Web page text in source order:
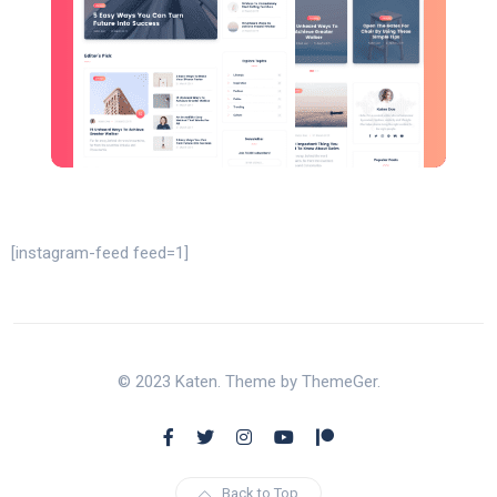
[instagram-feed feed=1]
© 2023 Katen. Theme by ThemeGer.
Back to Top